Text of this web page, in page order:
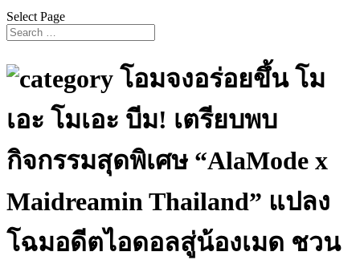
Select Page
โอมจงอร่อยขึ้น โม
เอะ โมเอะ บีม! เตรียบพบ
กิจกรรมสุดพิเศษ “AlaMode x
Maidreamin Thailand” แปลง
โฉมอดีตไอดอลสู่น้องเมด ชวน